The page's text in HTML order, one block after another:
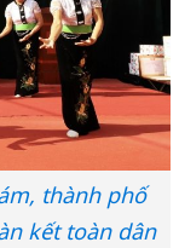
thành phố
kết toàn dân